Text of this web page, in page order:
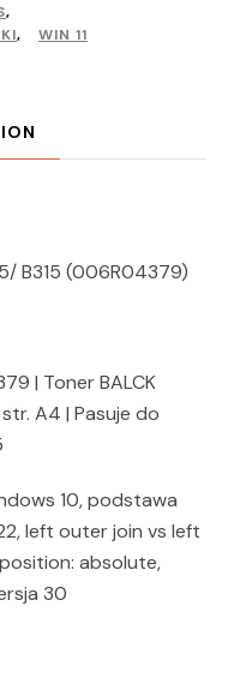
,
, WIN 11
B315 (006R04379)
| Toner BALCK
A4 | Pasuje do
10, podstawa
left outer join vs left
absolute,
30